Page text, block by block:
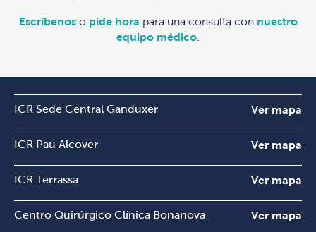
Escríbenoso pide hora para una consulta con nuestro
equipo médico
ICR Sede Central Ganduxer Ver mapa
ICR Pau Alcover Ver mapa
ICR Terrassa Ver mapa
Centro Quirúrgico Clínica Bonanova Ver mapa